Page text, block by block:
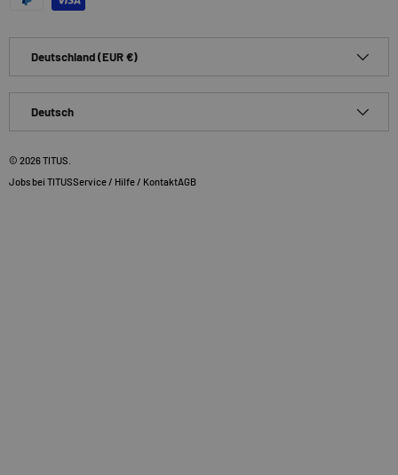
Deutschland (EUR €)
Deutsch
© 2026TITUS
Jobs bei TITUSService / Hilfe / KontaktAGB